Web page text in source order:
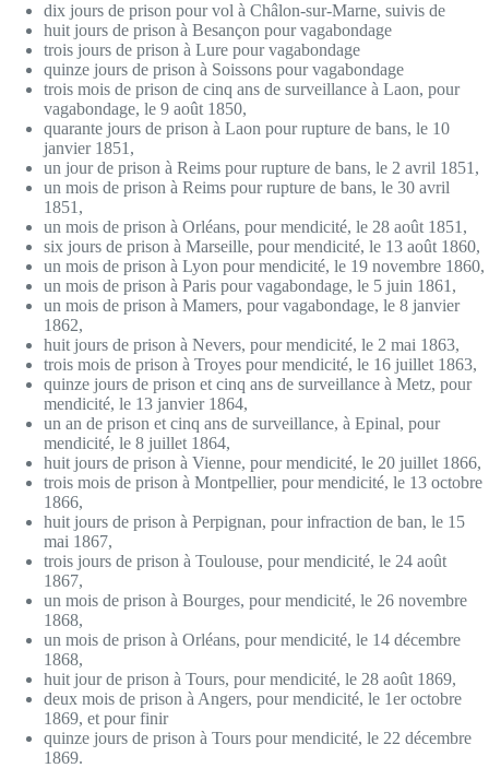
dix jours de prison pour vol à Châlon-sur-Marne, suivis de
huit jours de prison à Besançon pour vagabondage
trois jours de prison à Lure pour vagabondage
quinze jours de prison à Soissons pour vagabondage
trois mois de prison de cinq ans de surveillance à Laon, pour
vagabondage, le 9 août 1850,
quarante jours de prison à Laon pour rupture de bans, le 10
janvier 1851,
un jour de prison à Reims pour rupture de bans, le 2 avril 1851,
un mois de prison à Reims pour rupture de bans, le 30 avril
1851,
un mois de prison à Orléans, pour mendicité, le 28 août 1851,
six jours de prison à Marseille, pour mendicité, le 13 août 1860,
un mois de prison à Lyon pour mendicité, le 19 novembre 1860,
un mois de prison à Paris pour vagabondage, le 5 juin 1861,
un mois de prison à Mamers, pour vagabondage, le 8 janvier
1862,
huit jours de prison à Nevers, pour mendicité, le 2 mai 1863,
trois mois de prison à Troyes pour mendicité, le 16 juillet 1863,
quinze jours de prison et cinq ans de surveillance à Metz, pour
mendicité, le 13 janvier 1864,
un an de prison et cinq ans de surveillance, à Epinal, pour
mendicité, le 8 juillet 1864,
huit jours de prison à Vienne, pour mendicité, le 20 juillet 1866,
trois mois de prison à Montpellier, pour mendicité, le 13 octobre
1866,
huit jours de prison à Perpignan, pour infraction de ban, le 15
mai 1867,
trois jours de prison à Toulouse, pour mendicité, le 24 août
1867,
un mois de prison à Bourges, pour mendicité, le 26 novembre
1868,
un mois de prison à Orléans, pour mendicité, le 14 décembre
1868,
huit jour de prison à Tours, pour mendicité, le 28 août 1869,
deux mois de prison à Angers, pour mendicité, le 1er octobre
1869, et pour finir
quinze jours de prison à Tours pour mendicité, le 22 décembre
1869.